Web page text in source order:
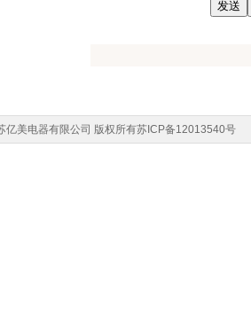
美电器有限公司 版权所有苏ICP备12013540号